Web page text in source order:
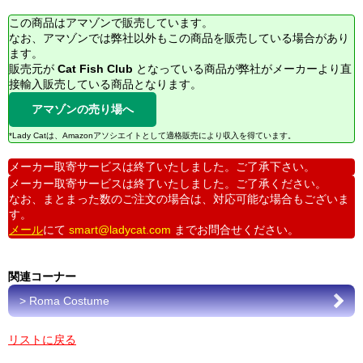
この商品はアマゾンで販売しています。
なお、アマゾンでは弊社以外もこの商品を販売している場合があり
ます。
販売元が Cat Fish Club となっている商品が弊社がメーカーより直
接輸入販売している商品となります。
アマゾンの売り場へ
*Lady Catは、Amazonアソシエイトとして適格販売により収入を得ています。
メーカー取寄サービスは終了いたしました。ご了承下さい。
メーカー取寄サービスは終了いたしました。ご了承ください。
なお、まとまった数のご注文の場合は、対応可能な場合もございま
す。
メールにて smart@ladycat.com までお問合せください。
関連コーナー
> Roma Costume
リストに戻る